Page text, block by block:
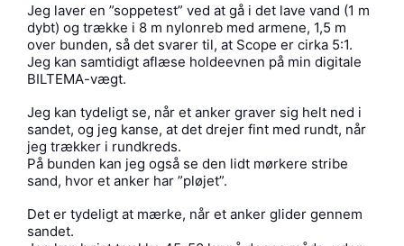
Jeg laver en ”soppetest” ved at gå i det lave vand (1 m
dybt) og trække i 8 m nylonreb med armene, 1,5 m
over bunden, så det svarer til, at Scope er cirka 5:1.
Jeg kan samtidigt aflæse holdeevnen på min digitale
BILTEMA-vægt.
Jeg kan tydeligt se, når et anker graver sig helt ned i
sandet, og jeg kanse, at det drejer fint med rundt, når
jeg trækker i rundkreds.
På bunden kan jeg også se den lidt mørkere stribe
sand, hvor et anker har ”pløjet”.
Det er tydeligt at mærke, når et anker glider gennem
sandet.